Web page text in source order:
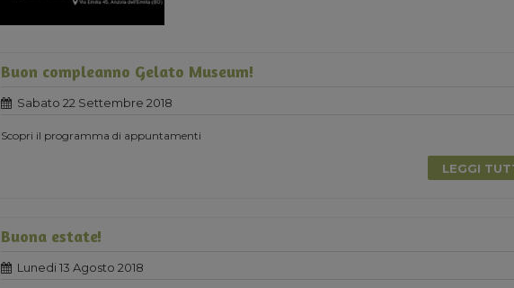
Buon compleanno Gelato Museum!
Sabato 22 Settembre 2018
Scopri il programma di appuntamenti
LEGGI
Buona estate!
Lunedi 13 Agosto 2018